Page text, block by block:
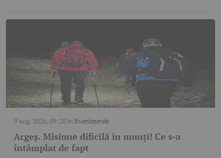
9 aug. 2026, 09:28în Evenimente
Argeș. Misiune dificilă în munți! Ce s-a
întâmplat de fapt